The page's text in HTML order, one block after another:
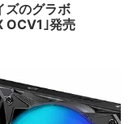
のグラボ
OCV1｣発売